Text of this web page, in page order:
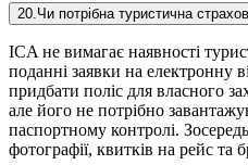
20 Чи потрібна туристична
ICA не вимагає наявності
поданні заявки на електронну
придбати поліс для власного
але його не потрібно
паспортному контролі.
фотографії, квитків на рейс